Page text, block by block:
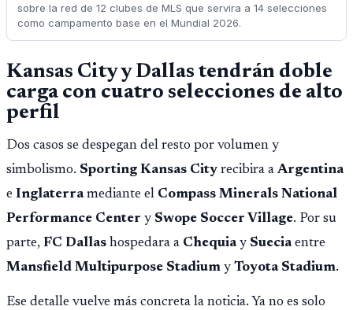
sobre la red de 12 clubes de MLS que servira a 14 selecciones
como campamento base en el Mundial 2026.
Kansas City y Dallas tendrán doble
carga con cuatro selecciones de alto
perfil
Dos casos se despegan del resto por volumen y
simbolismo. Sporting Kansas City recibira aArgentina
e Inglaterramediante el Compass Minerals National
Performance Center y Swope Soccer Village. Por su
parte, FC Dallas hospedara a Chequiay Sueciaentre
Mansfield Multipurpose Stadium y Toyota Stadium.
Ese detalle vuelve más concreta la noticia. Ya no es solo